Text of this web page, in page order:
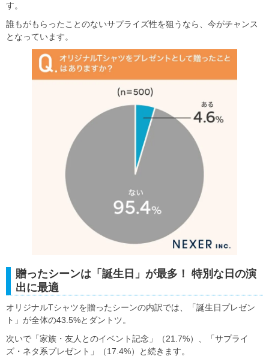
す。
誰もがもらったことのないサプライズ性を狙うなら、今がチャンス
となっています。
贈ったシーンは「誕生日」が最多！ 特別な日の演
出に最適
オリジナルTシャツを贈ったシーンの内訳では、「誕生日プレゼン
ト」が全体の43.5%とダントツ。
次いで「家族・友人とのイベント記念」（21.7%）、「サプライ
ズ・ネタ系プレゼント」（17.4%）と続きます。